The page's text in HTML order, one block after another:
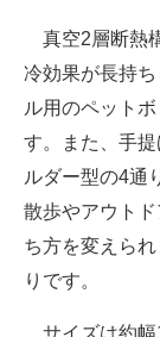
真空2層断熱
冷効果が長持
ル用のペット
す。また、手
ルダー型の4通
散歩やアウト
ち方を変えら
りです。